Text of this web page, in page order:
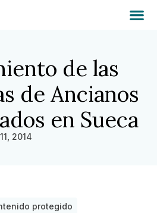
de las
de Ancianos
en Sueca
2014
protegido